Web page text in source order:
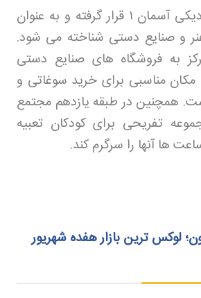
آسمان ۱ قرار گرفته و به عنوان
و صنایع دستی شناخته می شود.
به فروشگاه های صنایع دستی
مناسبی برای خرید سوغاتی و
همچنین در طبقه یازدهم مجتمع
تفریحی برای کودکان تعبیه
ها آنها را سرگرم کند.
لوکس‌ ترین بازار هفده شهریور